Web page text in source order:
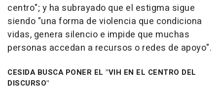
centro"; y ha subrayado que el estigma sigue
siendo "una forma de violencia que condiciona
vidas, genera silencio e impide que muchas
personas accedan a recursos o redes de apoyo".
CESIDA BUSCA PONER EL "VIH EN EL CENTRO DEL
DISCURSO"